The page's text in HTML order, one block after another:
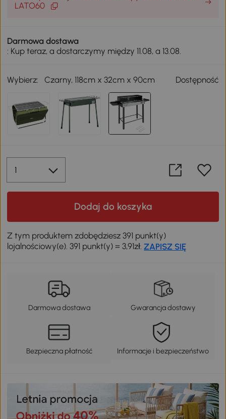
LATO60
Darmowa dostawa
: Kup teraz, a dostarczymy między 11.08, a 13.08.
Wybierz: Czarny, 118cm x 32cm x 90cm Dostępność
Dodaj do koszyka
Z tym produktem zdobędziesz 391 punkt(y)
lojalnościowy(e). 391 punkt(y) = 3,91zł.ZAPISZ SIĘ
Darmowa dostawa Gwarancja dostawy
Bezpieczna płatność Informacje i bezpieczeństwo